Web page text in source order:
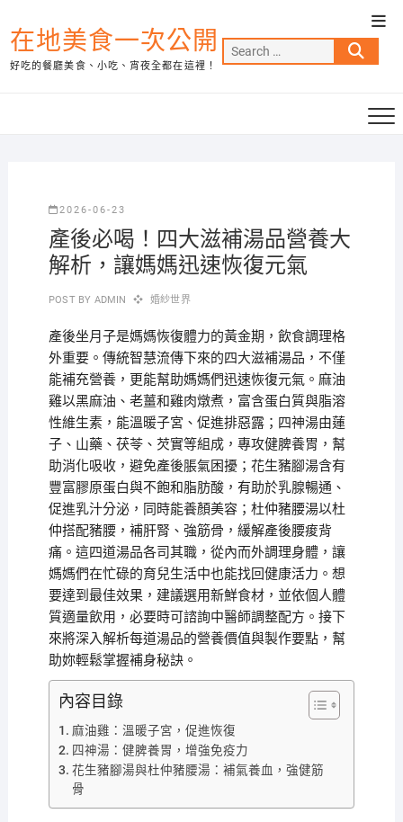
to
content
在地美食一次公開
好吃的餐廳美食、小吃、宵夜全都在這裡！
Search
…
2026-06-23
產後必喝！四大滋補湯品營養大
解析，讓媽媽迅速恢復元氣
POST BY ADMIN 婚紗世界
產後坐月子是媽媽恢復體力的黃金期，飲食調理格
外重要。傳統智慧流傳下來的四大滋補湯品，不僅
能補充營養，更能幫助媽媽們迅速恢復元氣。麻油
雞以黑麻油、老薑和雞肉燉煮，富含蛋白質與脂溶
性維生素，能溫暖子宮、促進排惡露；四神湯由蓮
子、山藥、茯苓、芡實等組成，專攻健脾養胃，幫
助消化吸收，避免產後脹氣困擾；花生豬腳湯含有
豐富膠原蛋白與不飽和脂肪酸，有助於乳腺暢通、
促進乳汁分泌，同時能養顏美容；杜仲豬腰湯以杜
仲搭配豬腰，補肝腎、強筋骨，緩解產後腰痠背
痛。這四道湯品各司其職，從內而外調理身體，讓
媽媽們在忙碌的育兒生活中也能找回健康活力。想
要達到最佳效果，建議選用新鮮食材，並依個人體
質適量飲用，必要時可諮詢中醫師調整配方。接下
來將深入解析每道湯品的營養價值與製作要點，幫
助妳輕鬆掌握補身秘訣。
內容目錄
麻油雞：溫暖子宮，促進恢復
四神湯：健脾養胃，增強免疫力
花生豬腳湯與杜仲豬腰湯：補氣養血，強健筋
骨